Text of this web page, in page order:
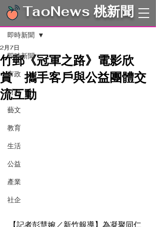
TaoNews 桃新聞
文章
即時新聞
市政
財經
藝文
教育
生活
公益
產業
社企
即時新聞
竹郵《冠軍之路》電影欣
賞 攜手客戶與公益團體交
流互動
2月7日
【記者彭慧婉／新竹報導】為凝聚同仁